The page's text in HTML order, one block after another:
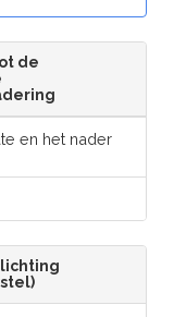
de
en het nader